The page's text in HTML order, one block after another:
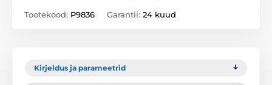
Tootekood: P9836 Garantii: 24 kuud
Kirjeldus ja parameetrid